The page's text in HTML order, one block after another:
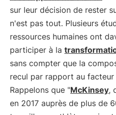
sur leur décision de rester
n'est pas tout. Plusieurs
ressources humaines ont
participer à la
sans compter que la
recul par rapport au
Rappelons que "McKinsey,
en 2017 auprès de plus de